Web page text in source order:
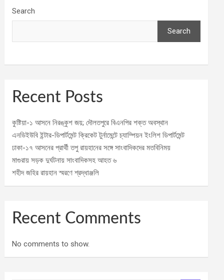
Search
Search
Recent Posts
কুষ্টিয়া-১ আসনে নিরঙ্কুশ জয়; দৌলতপুরে বিএনপির শক্ত অবস্থান
এনডিইউবি ইন্টার-ডিপার্টমেন্ট ক্রিকেট টুর্নামেন্টে চ্যাম্পিয়ন ইংলিশ ডিপার্টমেন্ট
ঢাকা-১৭ আসনের প্রার্থী তপু রায়হানের সঙ্গে সাংবাদিকদের মতবিনিময়
মাগুরায় সড়ক দুর্ঘটনায় সাংবাদিকসহ আহত ৬
শহীদ জহির রায়হান স্মরণে শ্রদ্ধাঞ্জলি
Recent Comments
No comments to show.